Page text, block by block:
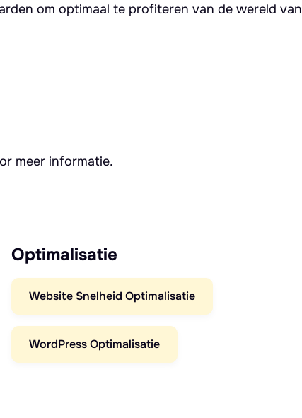
om optimaal te profiteren van de wereld van
meer informatie.
Optimalisatie
Website Snelheid Optimalisatie
WordPress Optimalisatie